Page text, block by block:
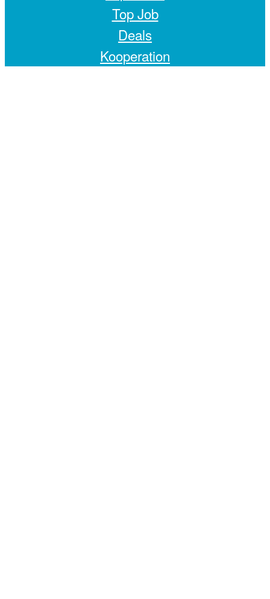
Top Job
Deals
Kooperation